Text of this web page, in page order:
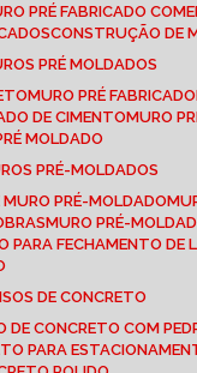
PRÉ FABRICADO
CONSTRUÇÃO DE
PRÉ MOLDADOS
MURO PRÉ FABRICADO
DE CIMENTO
MURO
MOLDADO
PRÉ-MOLDADOS
MURO PRÉ-MOLDADO
MURO PRÉ-
PARA FECHAMENTO DE
PISOS DE CONCRETO
DE CONCRETO COM
PARA